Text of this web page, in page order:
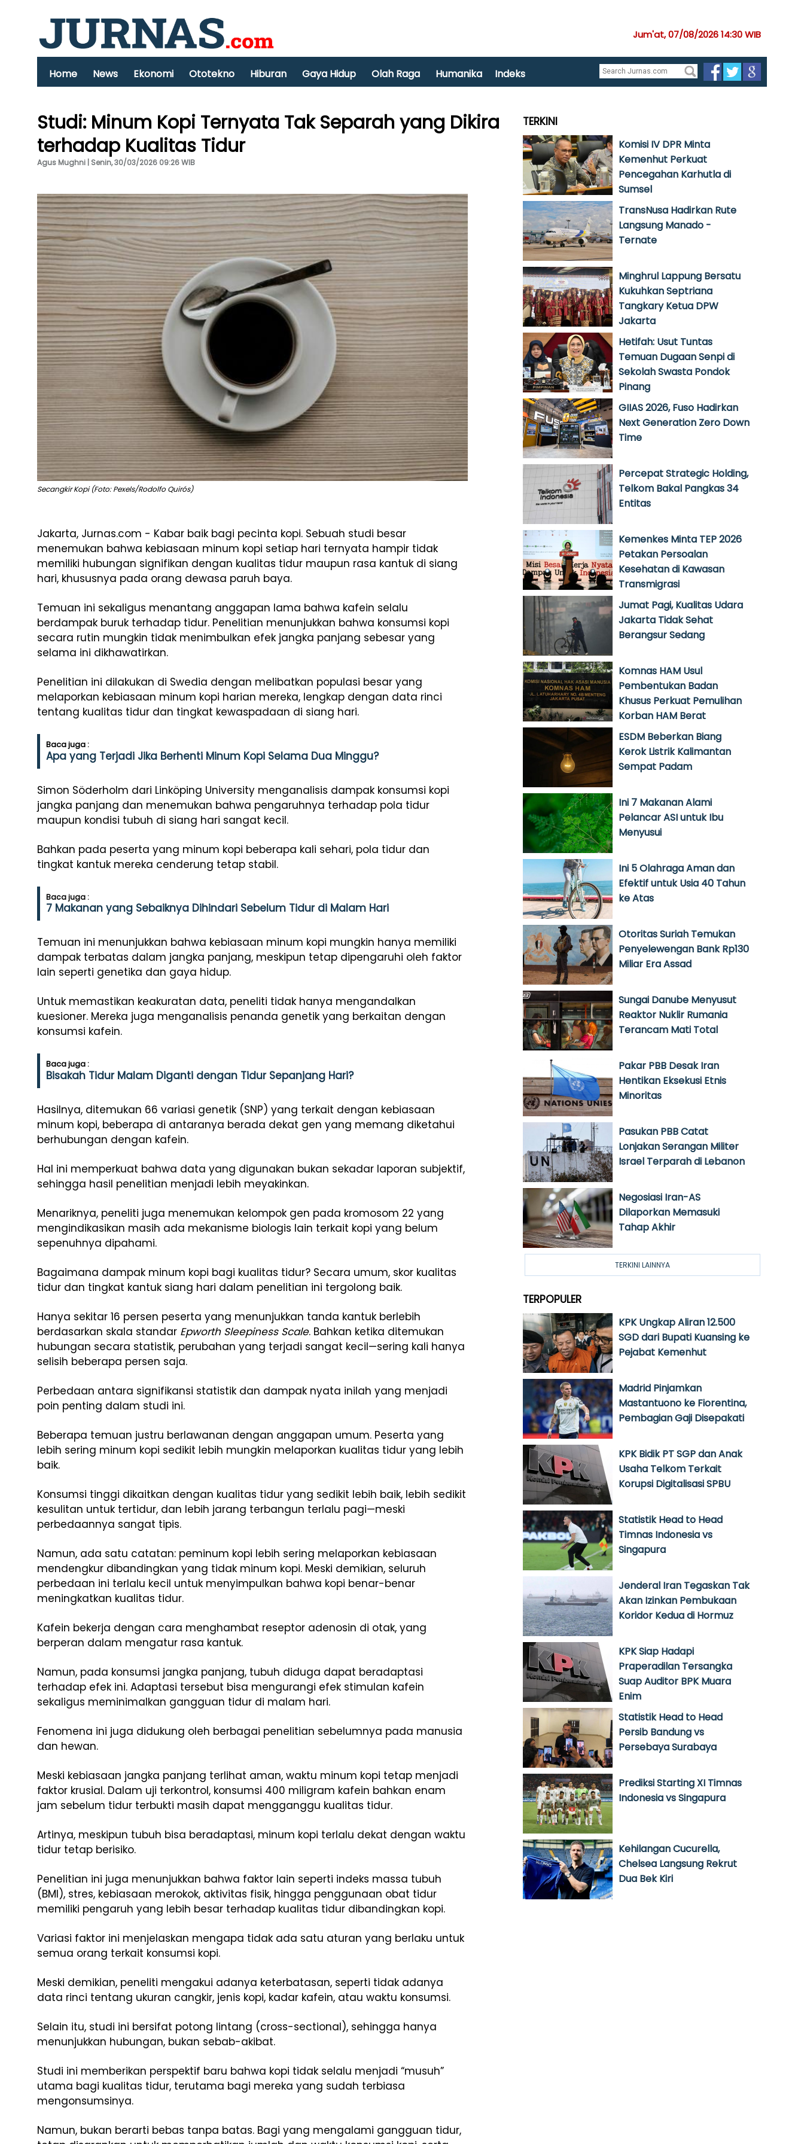
Jum'at, 07/08/2026 14:30 WIB
Home News Ekonomi Ototekno Hiburan Gaya Hidup Olah Raga Humanika Indeks
Studi: Minum Kopi Ternyata Tak Separah yang Dikira
terhadap Kualitas Tidur
Agus Mughni | Senin, 30/03/2026 09:26 WIB
Secangkir Kopi (Foto: Pexels/Rodolfo Quirós)
Jakarta, Jurnas.com - Kabar baik bagi pecinta kopi. Sebuah studi besar
menemukan bahwa kebiasaan minum kopi setiap hari ternyata hampir tidak
memiliki hubungan signifikan dengan kualitas tidur maupun rasa kantuk di siang
hari, khususnya pada orang dewasa paruh baya.
Temuan ini sekaligus menantang anggapan lama bahwa kafein selalu
berdampak buruk terhadap tidur. Penelitian menunjukkan bahwa konsumsi kopi
secara rutin mungkin tidak menimbulkan efek jangka panjang sebesar yang
selama ini dikhawatirkan.
Penelitian ini dilakukan di Swedia dengan melibatkan populasi besar yang
melaporkan kebiasaan minum kopi harian mereka, lengkap dengan data rinci
tentang kualitas tidur dan tingkat kewaspadaan di siang hari.
Baca juga :
Apa yang Terjadi Jika Berhenti Minum Kopi Selama Dua Minggu?
Simon Söderholm dari Linköping University menganalisis dampak konsumsi kopi
jangka panjang dan menemukan bahwa pengaruhnya terhadap pola tidur
maupun kondisi tubuh di siang hari sangat kecil.
Bahkan pada peserta yang minum kopi beberapa kali sehari, pola tidur dan
tingkat kantuk mereka cenderung tetap stabil.
Baca juga :
7 Makanan yang Sebaiknya Dihindari Sebelum Tidur di Malam Hari
Temuan ini menunjukkan bahwa kebiasaan minum kopi mungkin hanya memiliki
dampak terbatas dalam jangka panjang, meskipun tetap dipengaruhi oleh faktor
lain seperti genetika dan gaya hidup.
Untuk memastikan keakuratan data, peneliti tidak hanya mengandalkan
kuesioner. Mereka juga menganalisis penanda genetik yang berkaitan dengan
konsumsi kafein.
Baca juga :
Bisakah Tidur Malam Diganti dengan Tidur Sepanjang Hari?
Hasilnya, ditemukan 66 variasi genetik (SNP) yang terkait dengan kebiasaan
minum kopi, beberapa di antaranya berada dekat gen yang memang diketahui
berhubungan dengan kafein.
Hal ini memperkuat bahwa data yang digunakan bukan sekadar laporan subjektif,
sehingga hasil penelitian menjadi lebih meyakinkan.
Menariknya, peneliti juga menemukan kelompok gen pada kromosom 22 yang
mengindikasikan masih ada mekanisme biologis lain terkait kopi yang belum
sepenuhnya dipahami.
Bagaimana dampak minum kopi bagi kualitas tidur? Secara umum, skor kualitas
tidur dan tingkat kantuk siang hari dalam penelitian ini tergolong baik.
Hanya sekitar 16 persen peserta yang menunjukkan tanda kantuk berlebih
berdasarkan skala standar Epworth Sleepiness Scale. Bahkan ketika ditemukan
hubungan secara statistik, perubahan yang terjadi sangat kecil—sering kali hanya
selisih beberapa persen saja.
Perbedaan antara signifikansi statistik dan dampak nyata inilah yang menjadi
poin penting dalam studi ini.
Beberapa temuan justru berlawanan dengan anggapan umum. Peserta yang
lebih sering minum kopi sedikit lebih mungkin melaporkan kualitas tidur yang lebih
baik.
Konsumsi tinggi dikaitkan dengan kualitas tidur yang sedikit lebih baik, lebih sedikit
kesulitan untuk tertidur, dan lebih jarang terbangun terlalu pagi—meski
perbedaannya sangat tipis.
Namun, ada satu catatan: peminum kopi lebih sering melaporkan kebiasaan
mendengkur dibandingkan yang tidak minum kopi. Meski demikian, seluruh
perbedaan ini terlalu kecil untuk menyimpulkan bahwa kopi benar-benar
meningkatkan kualitas tidur.
Kafein bekerja dengan cara menghambat reseptor adenosin di otak, yang
berperan dalam mengatur rasa kantuk.
Namun, pada konsumsi jangka panjang, tubuh diduga dapat beradaptasi
terhadap efek ini. Adaptasi tersebut bisa mengurangi efek stimulan kafein
sekaligus meminimalkan gangguan tidur di malam hari.
Fenomena ini juga didukung oleh berbagai penelitian sebelumnya pada manusia
dan hewan.
Meski kebiasaan jangka panjang terlihat aman, waktu minum kopi tetap menjadi
faktor krusial. Dalam uji terkontrol, konsumsi 400 miligram kafein bahkan enam
jam sebelum tidur terbukti masih dapat mengganggu kualitas tidur.
Artinya, meskipun tubuh bisa beradaptasi, minum kopi terlalu dekat dengan waktu
tidur tetap berisiko.
Penelitian ini juga menunjukkan bahwa faktor lain seperti indeks massa tubuh
(BMI), stres, kebiasaan merokok, aktivitas fisik, hingga penggunaan obat tidur
memiliki pengaruh yang lebih besar terhadap kualitas tidur dibandingkan kopi.
Variasi faktor ini menjelaskan mengapa tidak ada satu aturan yang berlaku untuk
semua orang terkait konsumsi kopi.
Meski demikian, peneliti mengakui adanya keterbatasan, seperti tidak adanya
data rinci tentang ukuran cangkir, jenis kopi, kadar kafein, atau waktu konsumsi.
Selain itu, studi ini bersifat potong lintang (cross-sectional), sehingga hanya
menunjukkan hubungan, bukan sebab-akibat.
Studi ini memberikan perspektif baru bahwa kopi tidak selalu menjadi “musuh”
utama bagi kualitas tidur, terutama bagi mereka yang sudah terbiasa
mengonsumsinya.
Namun, bukan berarti bebas tanpa batas. Bagi yang mengalami gangguan tidur,
TERKINI
Komisi IV DPR Minta
Kemenhut Perkuat
Pencegahan Karhutla di
Sumsel
TransNusa Hadirkan Rute
Langsung Manado -
Ternate
Minghrul Lappung Bersatu
Kukuhkan Septriana
Tangkary Ketua DPW
Jakarta
Hetifah: Usut Tuntas
Temuan Dugaan Senpi di
Sekolah Swasta Pondok
Pinang
GIIAS 2026, Fuso Hadirkan
Next Generation Zero Down
Time
Percepat Strategic Holding,
Telkom Bakal Pangkas 34
Entitas
Kemenkes Minta TEP 2026
Petakan Persoalan
Kesehatan di Kawasan
Transmigrasi
Jumat Pagi, Kualitas Udara
Jakarta Tidak Sehat
Berangsur Sedang
Komnas HAM Usul
Pembentukan Badan
Khusus Perkuat Pemulihan
Korban HAM Berat
ESDM Beberkan Biang
Kerok Listrik Kalimantan
Sempat Padam
Ini 7 Makanan Alami
Pelancar ASI untuk Ibu
Menyusui
Ini 5 Olahraga Aman dan
Efektif untuk Usia 40 Tahun
ke Atas
Otoritas Suriah Temukan
Penyelewengan Bank Rp130
Miliar Era Assad
Sungai Danube Menyusut
Reaktor Nuklir Rumania
Terancam Mati Total
Pakar PBB Desak Iran
Hentikan Eksekusi Etnis
Minoritas
Pasukan PBB Catat
Lonjakan Serangan Militer
Israel Terparah di Lebanon
Negosiasi Iran-AS
Dilaporkan Memasuki
Tahap Akhir
TERKINI LAINNYA
TERPOPULER
KPK Ungkap Aliran 12.500
SGD dari Bupati Kuansing ke
Pejabat Kemenhut
Madrid Pinjamkan
Mastantuono ke Fiorentina,
Pembagian Gaji Disepakati
KPK Bidik PT SGP dan Anak
Usaha Telkom Terkait
Korupsi Digitalisasi SPBU
Statistik Head to Head
Timnas Indonesia vs
Singapura
Jenderal Iran Tegaskan Tak
Akan Izinkan Pembukaan
Koridor Kedua di Hormuz
KPK Siap Hadapi
Praperadilan Tersangka
Suap Auditor BPK Muara
Enim
Statistik Head to Head
Persib Bandung vs
Persebaya Surabaya
Prediksi Starting XI Timnas
Indonesia vs Singapura
Kehilangan Cucurella,
Chelsea Langsung Rekrut
Dua Bek Kiri